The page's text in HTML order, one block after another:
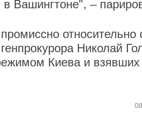
Вашингтоне", –
Николай
Киева и